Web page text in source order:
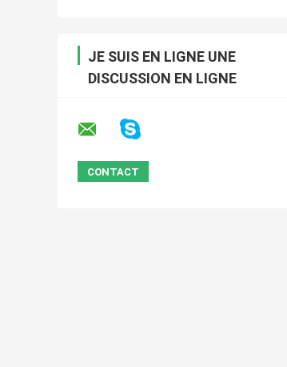
JE SUIS EN LIGNE UNE
DISCUSSION EN LIGNE